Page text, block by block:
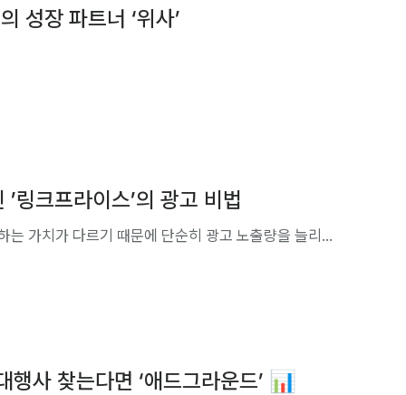
성장 파트너 ‘위사’
크프라이스’의 광고 비법
“링크프라이스는 각 스토어가 원하는 걸 정확히 파악합니다. 스토어마다 브랜드 이미지와 추구하는 가치가 다르기 때문에 단순히 광고 노출량을 늘리는 데에 그치지 않고, 딱 맞는 전략을 제안하려고 노력합니다”
사 찾는다면 ‘애드그라운드’ 📊